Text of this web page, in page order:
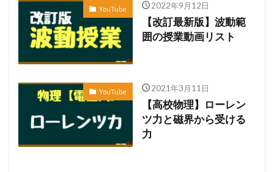
YouTube 2022年9月12日
【改訂最新版】波動範
囲の授業動画リスト
YouTube 2021年3月11日
【高校物理】ローレン
ツ力と磁界から受ける
力